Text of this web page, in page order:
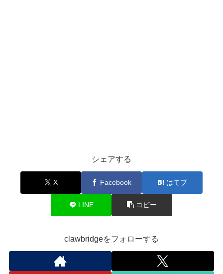
シェアする
X Facebook はてブ
LINE コピー
clawbridgeをフォローする